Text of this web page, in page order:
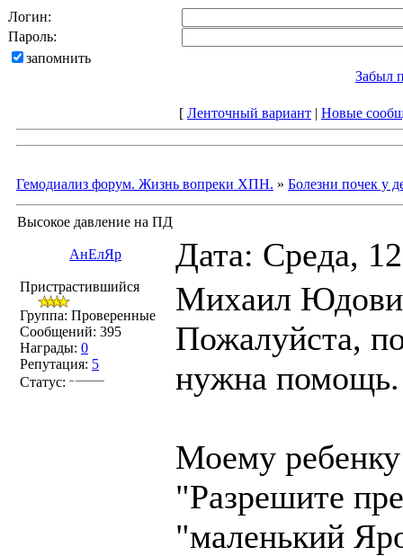
Логин:
Пароль:
запомнить
Забыл
[ Ленточный вариант | Новые
Гемодиализ форум. Жизнь вопреки ХПН. » Болезни почек у
Высокое давление на ПД
АнЕлЯр Дата: Среда,
Пристрастившийся
Группа: Проверенные
Сообщений: 395
Награды: 0
Репутация: 5
Статус:
Михаил
Пожалуйста,
нужна помощь.
Моему
"Разрешите
"маленький